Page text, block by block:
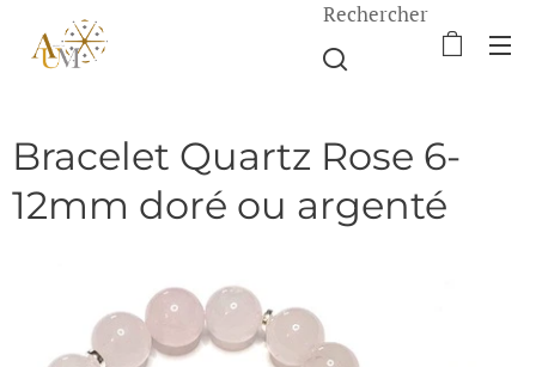
Rechercher
Bracelet Quartz Rose 6-
12mm doré ou argenté